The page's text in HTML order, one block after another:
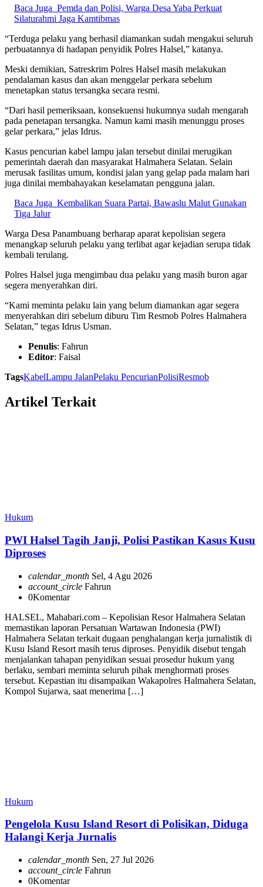
Baca Juga Pemda dan Polisi, Warga Desa Yaba Perkuat
Silaturahmi Jaga Kamtibmas
“Terduga pelaku yang berhasil diamankan sudah mengakui seluruh
perbuatannya di hadapan penyidik Polres Halsel,” katanya.
Meski demikian, Satreskrim Polres Halsel masih melakukan
pendalaman kasus dan akan menggelar perkara sebelum
menetapkan status tersangka secara resmi.
“Dari hasil pemeriksaan, konsekuensi hukumnya sudah mengarah
pada penetapan tersangka. Namun kami masih menunggu proses
gelar perkara,” jelas Idrus.
Kasus pencurian kabel lampu jalan tersebut dinilai merugikan
pemerintah daerah dan masyarakat Halmahera Selatan. Selain
merusak fasilitas umum, kondisi jalan yang gelap pada malam hari
juga dinilai membahayakan keselamatan pengguna jalan.
Baca Juga Kembalikan Suara Partai, Bawaslu Malut Gunakan
Tiga Jalur
Warga Desa Panambuang berharap aparat kepolisian segera
menangkap seluruh pelaku yang terlibat agar kejadian serupa tidak
kembali terulang.
Polres Halsel juga mengimbau dua pelaku yang masih buron agar
segera menyerahkan diri.
“Kami meminta pelaku lain yang belum diamankan agar segera
menyerahkan diri sebelum diburu Tim Resmob Polres Halmahera
Selatan,” tegas Idrus Usman.
Penulis: Fahrun
Editor: Faisal
TagsKabelLampu JalanPelaku PencurianPolisiResmob
Artikel Terkait
Hukum
PWI Halsel Tagih Janji, Polisi Pastikan Kasus Kusu
Diproses
calendar_month Sel, 4 Agu 2026
account_circle Fahrun
0Komentar
HALSEL, Mahabari.com – Kepolisian Resor Halmahera Selatan
memastikan laporan Persatuan Wartawan Indonesia (PWI)
Halmahera Selatan terkait dugaan penghalangan kerja jurnalistik di
Kusu Island Resort masih terus diproses. Penyidik disebut tengah
menjalankan tahapan penyidikan sesuai prosedur hukum yang
berlaku, sembari meminta seluruh pihak menghormati proses
tersebut. Kepastian itu disampaikan Wakapolres Halmahera Selatan,
Kompol Sujarwa, saat menerima […]
Hukum
Pengelola Kusu Island Resort di Polisikan, Diduga
Halangi Kerja Jurnalis
calendar_month Sen, 27 Jul 2026
account_circle Fahrun
0Komentar